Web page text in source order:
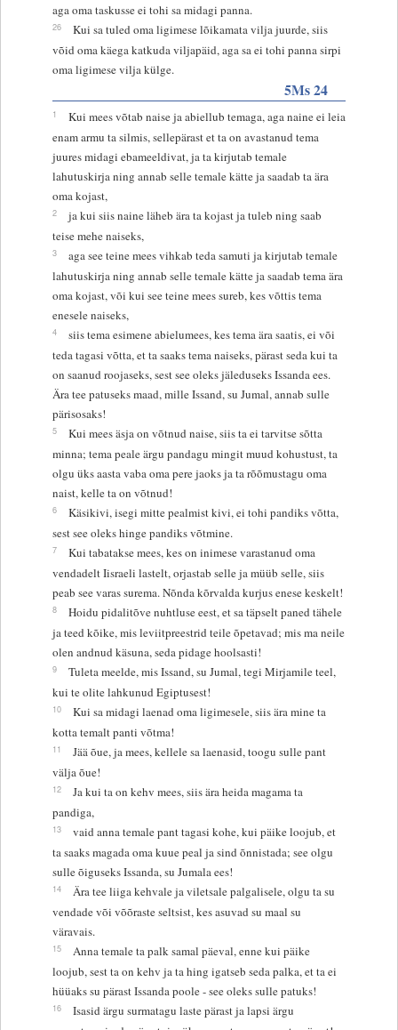
aga oma taskusse ei tohi sa midagi panna.
26
Kui sa tuled oma ligimese lõikamata vilja juurde, siis
võid oma käega katkuda viljapäid, aga sa ei tohi panna sirpi
oma ligimese vilja külge.
5Ms 24
1
Kui mees võtab naise ja abiellub temaga, aga naine ei leia
enam armu ta silmis, sellepärast et ta on avastanud tema
juures midagi ebameeldivat, ja ta kirjutab temale
lahutuskirja ning annab selle temale kätte ja saadab ta ära
oma kojast,
2
ja kui siis naine läheb ära ta kojast ja tuleb ning saab
teise mehe naiseks,
3
aga see teine mees vihkab teda samuti ja kirjutab temale
lahutuskirja ning annab selle temale kätte ja saadab tema ära
oma kojast, või kui see teine mees sureb, kes võttis tema
enesele naiseks,
4
siis tema esimene abielumees, kes tema ära saatis, ei või
teda tagasi võtta, et ta saaks tema naiseks, pärast seda kui ta
on saanud roojaseks, sest see oleks jäleduseks Issanda ees.
Ära tee patuseks maad, mille Issand, su Jumal, annab sulle
pärisosaks!
5
Kui mees äsja on võtnud naise, siis ta ei tarvitse sõtta
minna; tema peale ärgu pandagu mingit muud kohustust, ta
olgu üks aasta vaba oma pere jaoks ja ta rõõmustagu oma
naist, kelle ta on võtnud!
6
Käsikivi, isegi mitte pealmist kivi, ei tohi pandiks võtta,
sest see oleks hinge pandiks võtmine.
7
Kui tabatakse mees, kes on inimese varastanud oma
vendadelt Iisraeli lastelt, orjastab selle ja müüb selle, siis
peab see varas surema. Nõnda kõrvalda kurjus enese keskelt!
8
Hoidu pidalitõve nuhtluse eest, et sa täpselt paned tähele
ja teed kõike, mis leviitpreestrid teile õpetavad; mis ma neile
olen andnud käsuna, seda pidage hoolsasti!
9
Tuleta meelde, mis Issand, su Jumal, tegi Mirjamile teel,
kui te olite lahkunud Egiptusest!
10
Kui sa midagi laenad oma ligimesele, siis ära mine ta
kotta temalt panti võtma!
11
Jää õue, ja mees, kellele sa laenasid, toogu sulle pant
välja õue!
12
Ja kui ta on kehv mees, siis ära heida magama ta
pandiga,
13
vaid anna temale pant tagasi kohe, kui päike loojub, et
ta saaks magada oma kuue peal ja sind õnnistada; see olgu
sulle õiguseks Issanda, su Jumala ees!
14
Ära tee liiga kehvale ja viletsale palgalisele, olgu ta su
vendade või võõraste seltsist, kes asuvad su maal su
väravais.
15
Anna temale ta palk samal päeval, enne kui päike
loojub, sest ta on kehv ja ta hing igatseb seda palka, et ta ei
hüüaks su pärast Issanda poole - see oleks sulle patuks!
16
Isasid ärgu surmatagu laste pärast ja lapsi ärgu